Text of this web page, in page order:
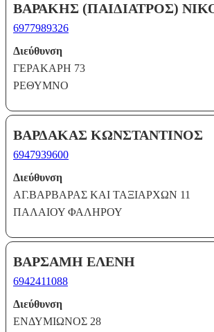
ΒΑΡΑΚΗΣ (ΠΑΙΔΙΑΤΡΟΣ)
6977989326
Διεύθυνση
ΓΕΡΑΚΑΡΗ 73
ΡΕΘΥΜΝΟ
ΒΑΡΔΑΚΑΣ ΚΩΝΣΤΑΝΤΙΝΟΣ
6947939600
Διεύθυνση
ΑΓ.ΒΑΡΒΑΡΑΣ ΚΑΙ ΤΑΞΙΑΡΧΩΝ 11
ΠΑΛΑΙΟΥ ΦΑΛΗΡΟΥ
ΒΑΡΣΑΜΗ ΕΛΕΝΗ
6942411088
Διεύθυνση
ΕΝΔΥΜΙΩΝΟΣ 28